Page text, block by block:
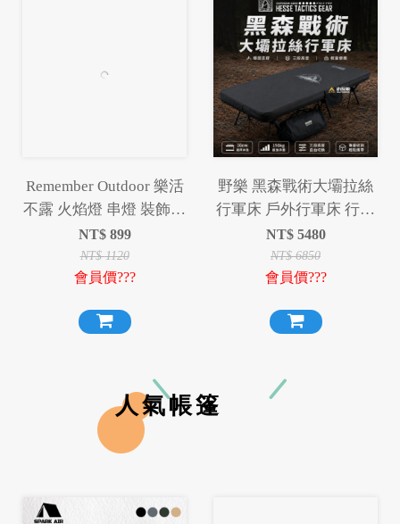
Remember Outdoor 樂活
不露 火焰燈 串燈 裝飾燈
串
NT$ 899
NT$1120
會員價???
野樂 黑森戰術大壩拉絲
行軍床 戶外行軍床 行軍
床 拉絲行軍床
NT$ 5480
NT$6850
會員價???
人氣帳篷